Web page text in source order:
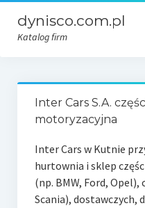
dynisco.com.pl
Katalog firm
Inter Cars S.A.
motoryzacyjna
Inter Cars w Kutnie
hurtownia i sklep
(np. BMW, Ford, Opel),
Scania), dostawczych,